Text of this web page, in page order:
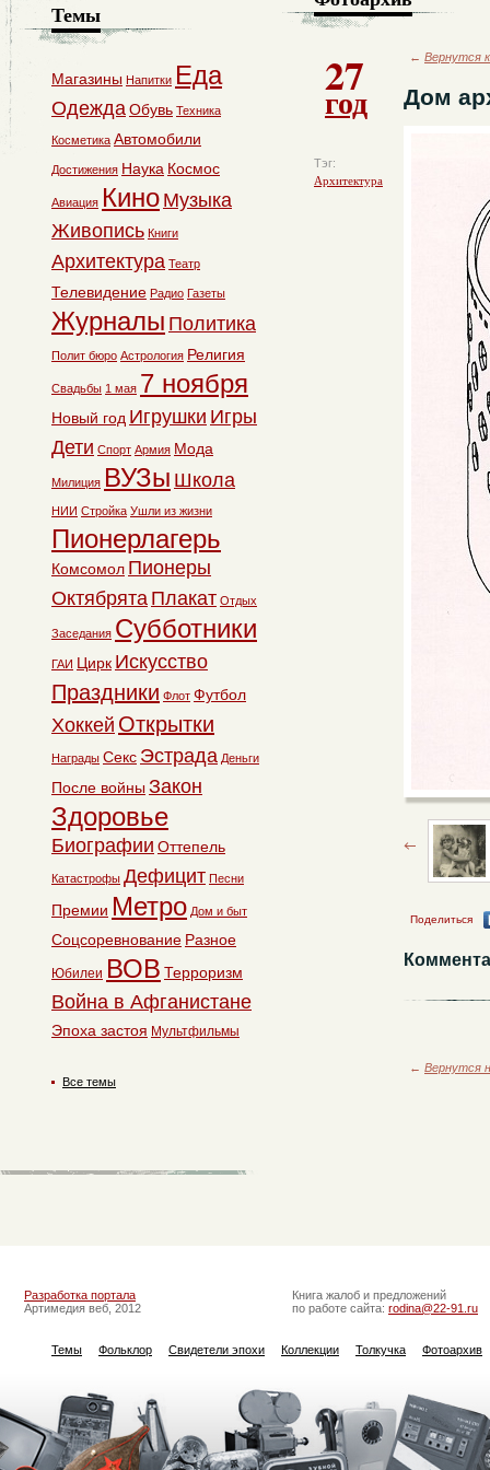
27
год
Тэг:
Архитектура
← Вернутся
Дом
Поделиться
← Вернутся
Темы
Магазины Напитки Еда
ОдеждаОбувь Техника
Косметика Автомобили
Достижения Наука Космос
Авиация Кино Музыка
Живопись Книги
Архитектура Театр
Телевидение Радио Газеты
Журналы Политика
Полит бюро Астрология Религия
Свадьбы 1 мая 7 ноября
Новый год Игрушки Игры
Дети Спорт Армия Мода
Милиция ВУЗы Школа
НИИ Стройка Ушли из жизни
Пионерлагерь
Комсомол Пионеры
Октябрята Плакат Отдых
Заседания Субботники
ГАИ Цирк Искусство
Праздники Флот Футбол
Хоккей Открытки
Награды Секс Эстрада Деньги
После войны Закон
Здоровье
Биографии Оттепель
Катастрофы Дефицит Песни
Премии Метро Дом и быт
Соцсоревнование Разное
Юбилеи ВОВ Терроризм
Война в Афганистане
Эпоха застоя Мультфильмы
Все темы
Разработка портала
Артимедия веб, 2012
Книга жалоб и предложений
по работе сайта: rodina@22-91.ru
Темы Фольклор Свидетели эпохи Коллекции Толкучка Фотоархив